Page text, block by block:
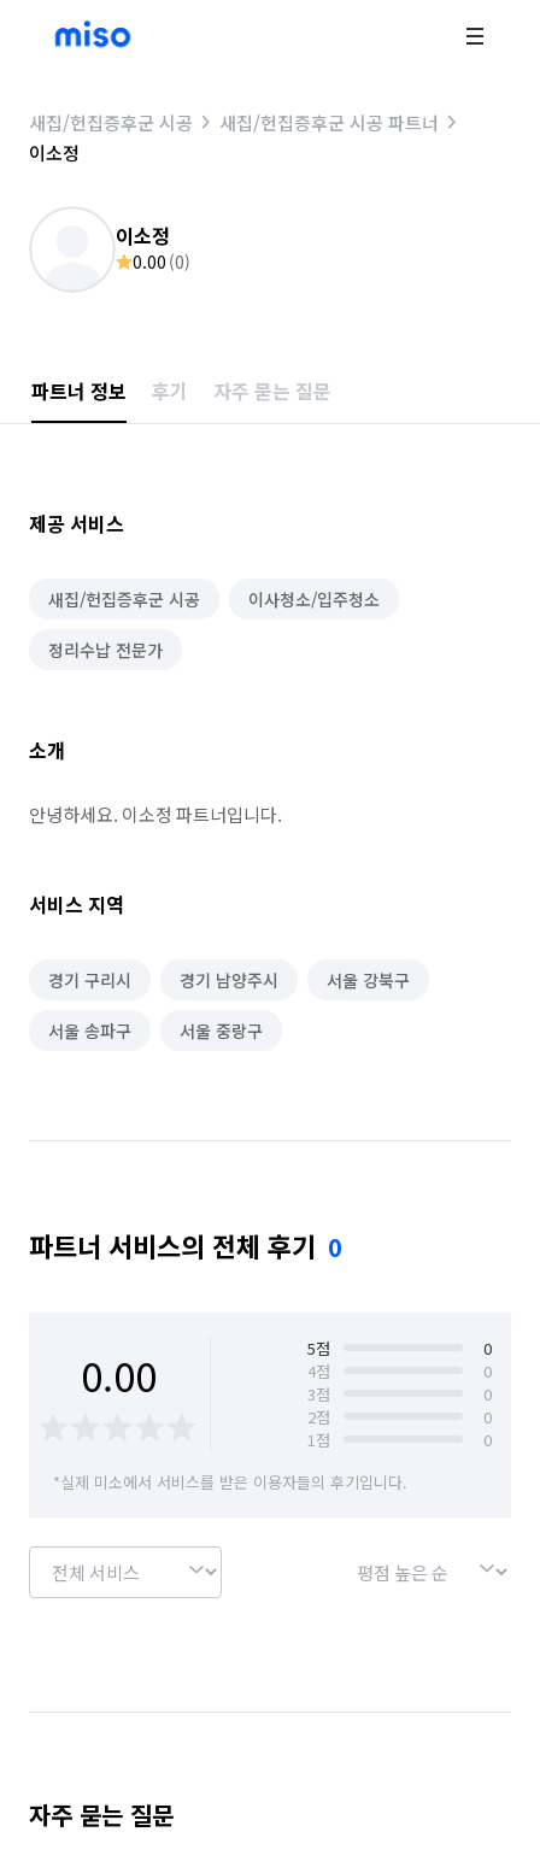
새집/헌집증후군 시공
새집/헌집증후군 시공 파트너
이소정
이소정
0.00 (0)
파트너 정보 후기 자주 묻는 질문
제공 서비스
새집/헌집증후군 시공 이사청소/입주청소
정리수납 전문가
소개
안녕하세요. 이소정 파트너입니다.
서비스 지역
경기 구리시 경기 남양주시 서울 강북구
서울 송파구 서울 중랑구
파트너 서비스의 전체 후기 0
0.00 5점
0
4점
0
3점
0
2점
0
1점
0
*실제 미소에서 서비스를 받은 이용자들의 후기입니다.
자주 묻는 질문